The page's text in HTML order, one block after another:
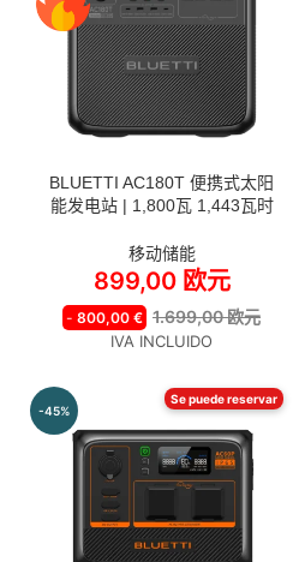
BLUETTI AC180T 便携式太阳
能发电站 | 1,800瓦 1,443瓦时
移动储能
899,00 欧元
- 800,00 € 1.699,00欧元
IVA INCLUIDO
Se puede reservar
-45%